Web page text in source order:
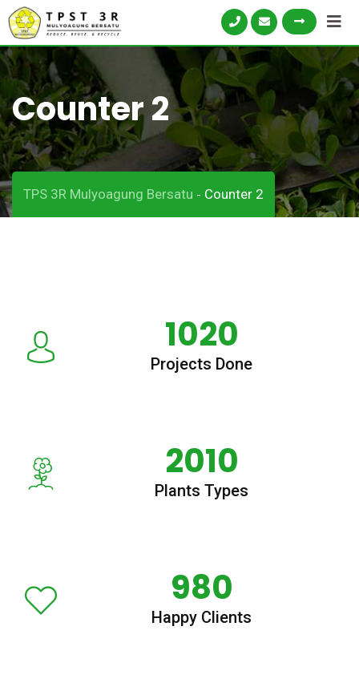
Counter 2
TPS 3R Mulyoagung Bersatu - Counter 2
1020
Projects Done
2010
Plants Types
980
Happy Clients